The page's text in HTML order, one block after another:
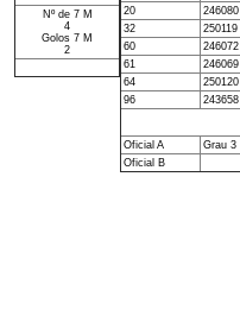
Nº de 7 M
4
Golos 7 M
2
20
246080
32
250119
60
246072
61
246069
64
250120
96
243658
Oficial A Grau 3
Oficial B